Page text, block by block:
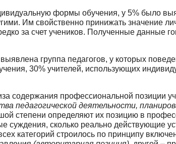
формы обучения, у 5% было
Им свойственно принижать значение
за счет учеников. Полу­ченные данные
группа педагогов, у которых
30% учителей, использующих
содержания профессиональной по­зиции
педагогической деятельности,
степени определяют их пози­цию в
суждения, сколько реально действующие
категорий строилось по принципу